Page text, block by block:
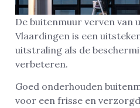
De buitenmuur verven van
Vlaardingen is een
uitstraling als de
verbeteren.
Goed onderhouden
voor een frisse en